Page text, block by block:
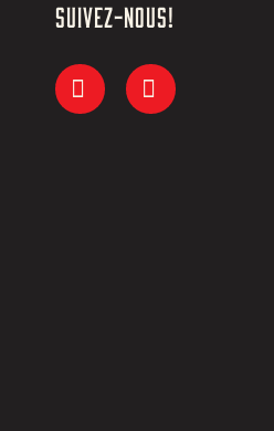
SUIVEZ-NOUS!